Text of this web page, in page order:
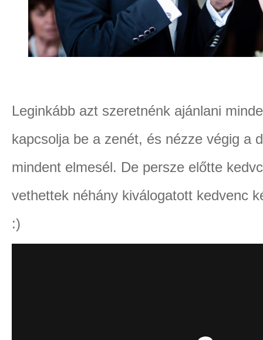
Leginkább azt szeretnénk ajánlani
kapcsolja be a zenét, és nézze végig a
mindent elmesél. De persze előtte
vethettek néhány kiválogatott kedvenc
:)